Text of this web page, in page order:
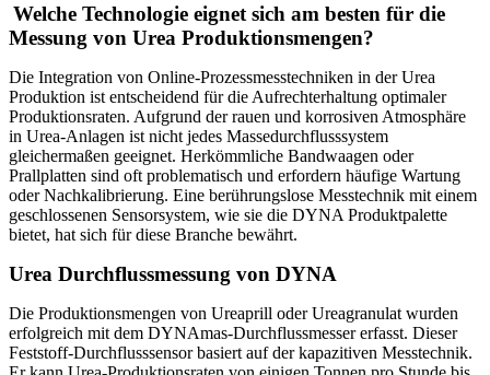
Welche Technologie eignet sich am besten für die
Messung von Urea Produktionsmengen?
Die Integration von Online-Prozessmesstechniken in der Urea
Produktion ist entscheidend für die Aufrechterhaltung optimaler
Produktionsraten. Aufgrund der rauen und korrosiven Atmosphäre
in Urea-Anlagen ist nicht jedes Massedurchflusssystem
gleichermaßen geeignet. Herkömmliche Bandwaagen oder
Prallplatten sind oft problematisch und erfordern häufige Wartung
oder Nachkalibrierung. Eine berührungslose Messtechnik mit einem
geschlossenen Sensorsystem, wie sie die DYNA Produktpalette
bietet, hat sich für diese Branche bewährt.
Urea Durchflussmessung von DYNA
Die Produktionsmengen von Ureaprill oder Ureagranulat wurden
erfolgreich mit dem DYNAmas-Durchflussmesser erfasst. Dieser
Feststoff-Durchflusssensor basiert auf der kapazitiven Messtechnik.